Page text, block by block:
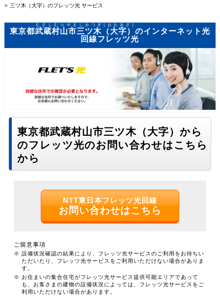
三ツ木（大字）のフレッツ光 サービス
東京都武蔵村山市三ツ木（大字）
むさしむらやましみつぎ(おおあざ)
のインターネット光
回線フレッツ光
東京都武蔵村山市三ツ木（大字）から
のフレッツ光のお問い合わせはこちら
から
NTT東日本フレッツ光回線
お問い合わせはこちら
ご留意事項
※ 設備状況確認の結果により、フレッツ光サービスのご利用をお待ちい
ただいたり、フレッツ光サービスをご利用いただけない場合がありま
す。
※ お住まいの集合住宅がフレッツ光サービス提供可能エリアであって
も、お客さまの建物の設備状況によっては、フレッツ光サービスをご
利用いただけない場合があります。